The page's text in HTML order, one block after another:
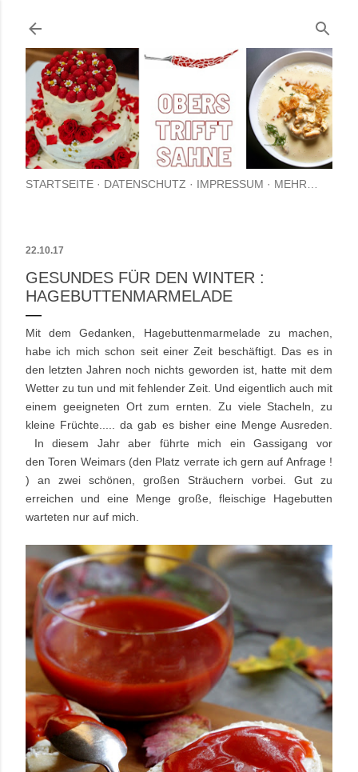
STARTSEITE DATENSCHUTZ IMPRESSUM MEHR…
22.10.17
GESUNDES FÜR DEN WINTER :
HAGEBUTTENMARMELADE
Mit dem Gedanken, Hagebuttenmarmelade zu machen,
habe ich mich schon seit einer Zeit beschäftigt. Das es in
den letzten Jahren noch nichts geworden ist, hatte mit dem
Wetter zu tun und mit fehlender Zeit. Und eigentlich auch mit
einem geeigneten Ort zum ernten. Zu viele Stacheln, zu
kleine Früchte..... da gab es bisher eine Menge Ausreden.
In diesem Jahr aber führte mich ein Gassigang vor
den Toren Weimars (den Platz verrate ich gern auf Anfrage !
) an zwei schönen, großen Sträuchern vorbei. Gut zu
erreichen und eine Menge große, fleischige Hagebutten
warteten nur auf mich.